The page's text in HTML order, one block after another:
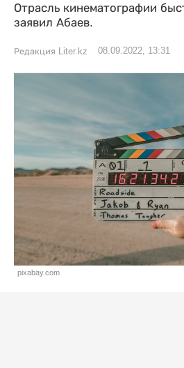
Отрасль кинематографии
заявил Абаев.
Редакция Liter.kz 08.09.2022, 13:31
pixabay.com